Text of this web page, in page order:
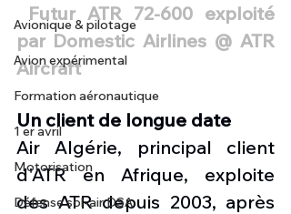
Avionique & pilotage
Avion expérimental
Formation aéronautique
1 er avril
Motorisation
Défense sol-air DSA
Futur ATR 72-600 exploité
par Domestic Airlines @ ATR
Aircraft
Un client de longue date
Air Algérie, principal client
d'ATR en Afrique, exploite
des ATR depuis 2003, après